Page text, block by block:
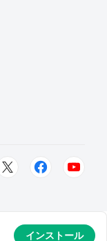
インストール